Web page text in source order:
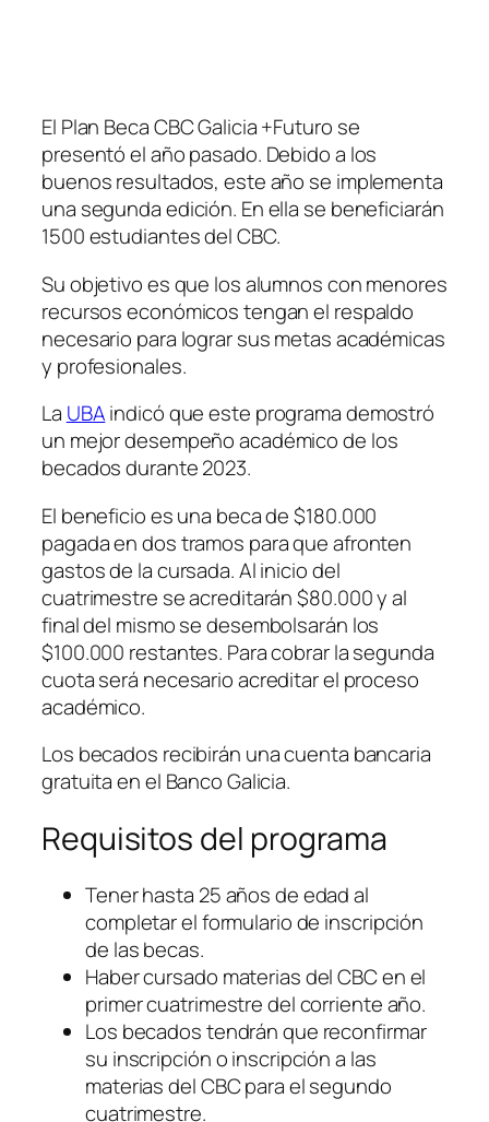
El Plan Beca CBC Galicia +Futuro se
presentó el año pasado. Debido a los
buenos resultados, este año se implementa
una segunda edición. En ella se beneficiarán
1500 estudiantes del CBC.
Su objetivo es que los alumnos con menores
recursos económicos tengan el respaldo
necesario para lograr sus metas académicas
y profesionales.
La UBAindicó que este programa demostró
un mejor desempeño académico de los
becados durante 2023.
El beneficio es una beca de $180.000
pagada en dos tramos para que afronten
gastos de la cursada. Al inicio del
cuatrimestre se acreditarán $80.000 y al
final del mismo se desembolsarán los
$100.000 restantes. Para cobrar la segunda
cuota será necesario acreditar el proceso
académico.
Los becados recibirán una cuenta bancaria
gratuita en el Banco Galicia.
Requisitos del programa
Tener hasta 25 años de edad al
completar el formulario de inscripción
de las becas.
Haber cursado materias del CBC en el
primer cuatrimestre del corriente año.
Los becados tendrán que reconfirmar
su inscripción o inscripción a las
materias del CBC para el segundo
cuatrimestre.